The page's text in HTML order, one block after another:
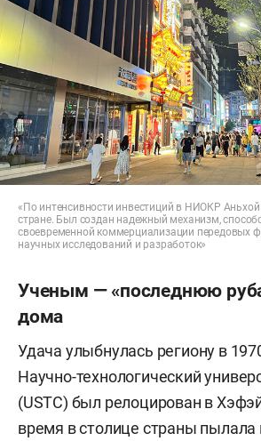
«По интенсивности инвестиций в НИОКР Аньхой
стране. Был создан надежный механизм,
своевременной коммерциализации передовых
научных исследований и разработок»
Ученым — «последнюю
дома
Удача улыбнулась региону в
Научно-технологический
(USTC) был релоцирован в
время в столице страны пылала